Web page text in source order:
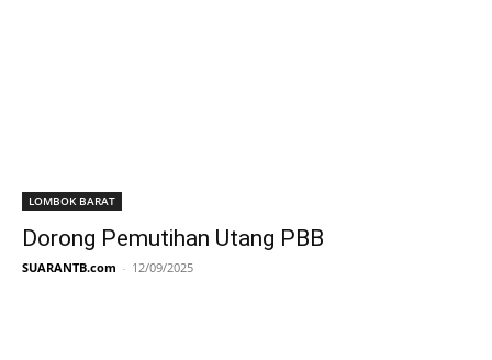
LOMBOK BARAT
Dorong Pemutihan Utang PBB
SUARANTB.com - 12/09/2025